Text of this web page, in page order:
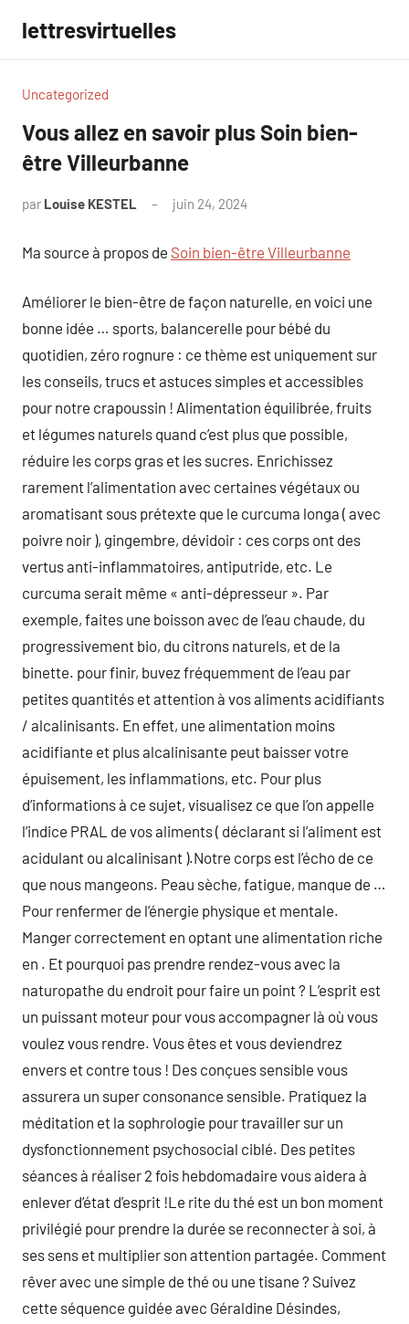
contenu
lettresvirtuelles
Uncategorized
Vous allez en savoir plus Soin bien-
être Villeurbanne
par Louise KESTEL juin 24, 2024
Ma source à propos de Soin bien-être Villeurbanne
Améliorer le bien-être de façon naturelle, en voici une
bonne idée … sports, balancerelle pour bébé du
quotidien, zéro rognure : ce thème est uniquement sur
les conseils, trucs et astuces simples et accessibles
pour notre crapoussin ! Alimentation équilibrée, fruits
et légumes naturels quand c’est plus que possible,
réduire les corps gras et les sucres. Enrichissez
rarement l’alimentation avec certaines végétaux ou
aromatisant sous prétexte que le curcuma longa ( avec
poivre noir ), gingembre, dévidoir : ces corps ont des
vertus anti-inflammatoires, antiputride, etc. Le
curcuma serait même « anti-dépresseur ». Par
exemple, faites une boisson avec de l’eau chaude, du
progressivement bio, du citrons naturels, et de la
binette. pour finir, buvez fréquemment de l’eau par
petites quantités et attention à vos aliments acidifiants
/ alcalinisants. En effet, une alimentation moins
acidifiante et plus alcalinisante peut baisser votre
épuisement, les inflammations, etc. Pour plus
d’informations à ce sujet, visualisez ce que l’on appelle
l’indice PRAL de vos aliments ( déclarant si l’aliment est
acidulant ou alcalinisant ).Notre corps est l’écho de ce
que nous mangeons. Peau sèche, fatigue, manque de …
Pour renfermer de l’énergie physique et mentale.
Manger correctement en optant une alimentation riche
en . Et pourquoi pas prendre rendez-vous avec la
naturopathe du endroit pour faire un point ? L’esprit est
un puissant moteur pour vous accompagner là où vous
voulez vous rendre. Vous êtes et vous deviendrez
envers et contre tous ! Des conçues sensible vous
assurera un super consonance sensible. Pratiquez la
méditation et la sophrologie pour travailler sur un
dysfonctionnement psychosocial ciblé. Des petites
séances à réaliser 2 fois hebdomadaire vous aidera à
enlever d’état d’esprit !Le rite du thé est un bon moment
privilégié pour prendre la durée se reconnecter à soi, à
ses sens et multiplier son attention partagée. Comment
rêver avec une simple de thé ou une tisane ? Suivez
cette séquence guidée avec Géraldine Désindes,